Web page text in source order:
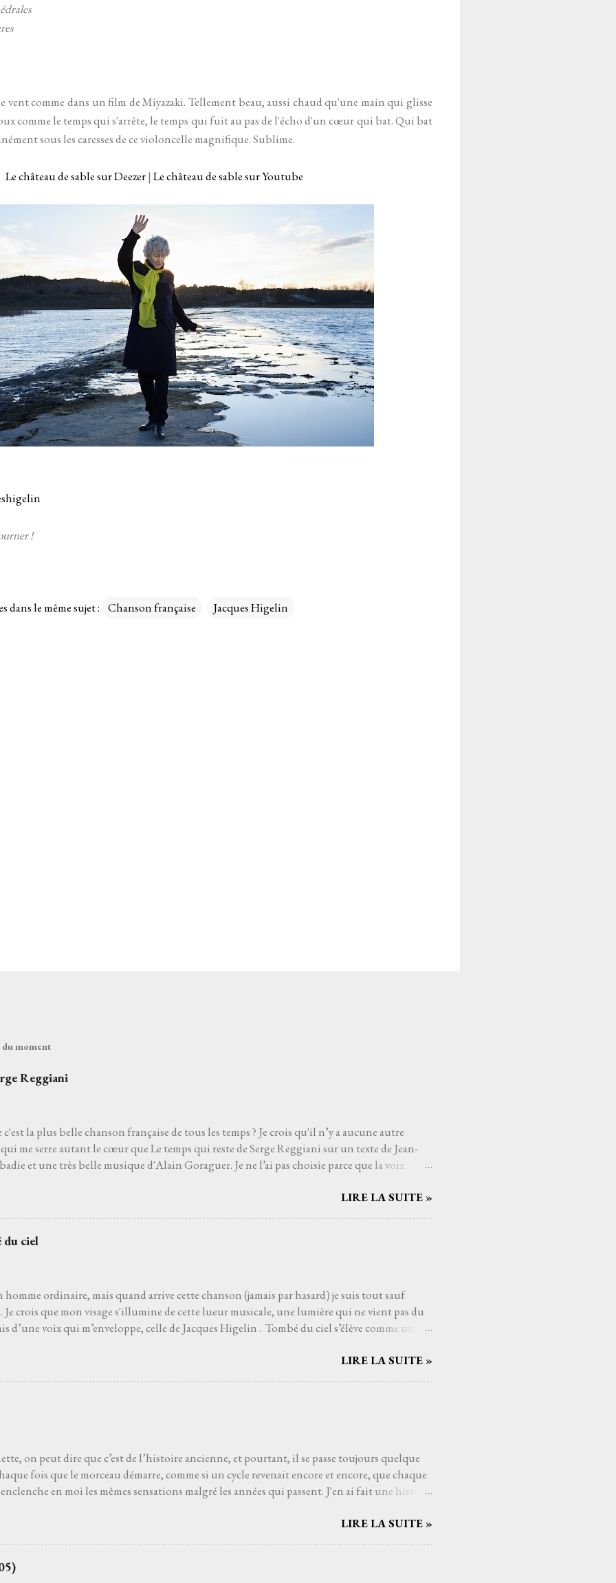
vent comme dans un film de Miyazaki. Tellement beau, aussi chaud qu'une main qui glisse
comme le temps qui s'arrête, le temps qui fuit au pas de l'écho d'un cœur qui bat. Qui bat
sous les caresses de ce violoncelle magnifique. Sublime.
Le château de sable sur Deezer| Le château de sable sur Youtube
!
dans le même sujet : Chanson française Jacques Higelin
du moment
Reggiani
c'est la plus belle chanson française de tous les temps ? Je crois qu'il n’y a aucune autre
me serre autant le cœur que Le temps qui reste de Serge Reggiani sur un texte de Jean-
et une très belle musique d'Alain Goraguer. Je ne l’ai pas choisie parce que la voix
découvrir la vie. Je ne l’ai pas non plus choisie parce que choisir Serge Reggiani, c’est
venait à dire que ce n’est pas le cas, je le prendrais personnellement. C'est une de ces
LIRE LA SUITE »
du ciel
homme ordinaire, mais quand arrive cette chanson (jamais par hasard) je suis tout sauf
Je crois que mon visage s'illumine de cette lueur musicale, une lumière qui ne vient pas du
d’une voix qui m’enveloppe, celle de Jacques Higelin . Tombé du ciel s’élève comme un
s’évapore comme une brume matinale. Parfois je ferme les yeux, laissant la mélodie se mêler à
j'aurais toujours connu sans jamais l’avoir appris. La gravité s’éloigne, comme si Higelin me
LIRE LA SUITE »
on peut dire que c’est de l’histoire ancienne, et pourtant, il se passe toujours quelque
fois que le morceau démarre, comme si un cycle revenait encore et encore, que chaque
en moi les mêmes sensations malgré les années qui passent. J'en ai fait une histoire
Il faut vivre cela, dans la pénombre d'une salle de concert, pour pouvoir y trouver sa place dans
rouvrir les tiroirs de souvenirs. Quand ça va mal, quand ça va bien, j'ai besoin de passer du
LIRE LA SUITE »